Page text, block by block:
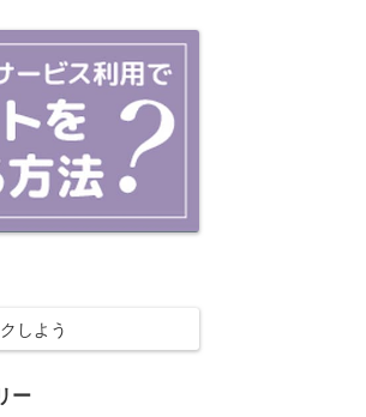
ービス利用でポイント
しよう
ー